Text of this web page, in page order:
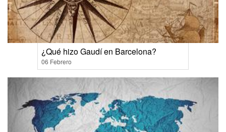
¿Qué hizo Gaudí en Barcelona?
06 Febrero